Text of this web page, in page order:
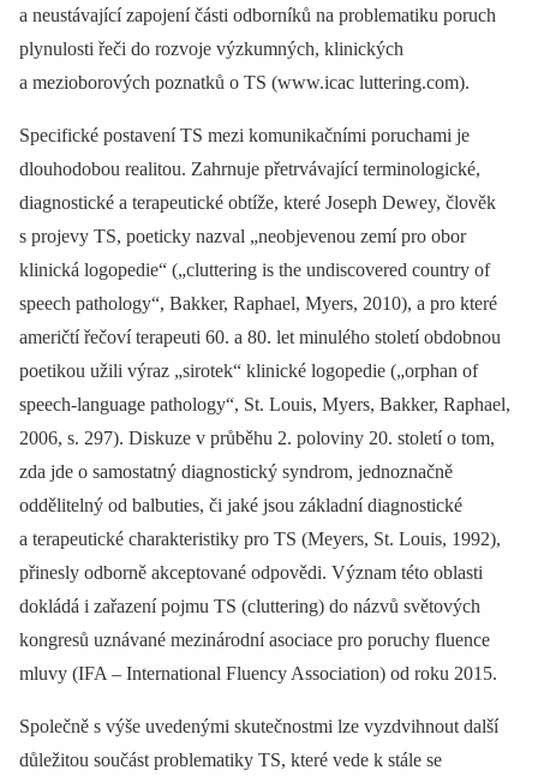
a neustávající zapojení části odborníků na problematiku poruch
plynulosti řeči do rozvoje výzkumných, klinických
a mezioborových poznatků o TS (www.icac luttering.com).
Specifické postavení TS mezi komunikačními poruchami je
dlouhodobou realitou. Zahrnuje přetrvávající terminologické,
diagnostické a terapeutické obtíže, které Joseph Dewey, člověk
s projevy TS, poeticky nazval „neobjevenou zemí pro obor
klinická logopedie“ („cluttering is the undiscovered country of
speech pathology“, Bakker, Raphael, Myers, 2010), a pro které
američtí řečoví terapeuti 60. a 80. let minulého století obdobnou
poetikou užili výraz „sirotek“ klinické logopedie („orphan of
speech-language pathology“, St. Louis, Myers, Bakker, Raphael,
2006, s. 297). Diskuze v průběhu 2. poloviny 20. století o tom,
zda jde o samostatný diagnostický syndrom, jednoznačně
oddělitelný od balbuties, či jaké jsou základní diagnostické
a terapeutické charakteristiky pro TS (Meyers, St. Louis, 1992),
přinesly odborně akceptované odpovědi. Význam této oblasti
dokládá i zařazení pojmu TS (cluttering) do názvů světových
kongresů uznávané mezinárodní asociace pro poruchy fluence
mluvy (IFA –⁠ International Fluency Association) od roku 2015.
Společně s výše uvedenými skutečnostmi lze vyzdvihnout další
důležitou součást problematiky TS, které vede k stále se